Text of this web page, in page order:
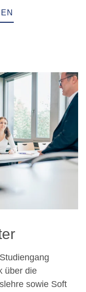
über die
sowie Soft